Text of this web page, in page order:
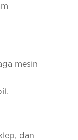
mesin
dan